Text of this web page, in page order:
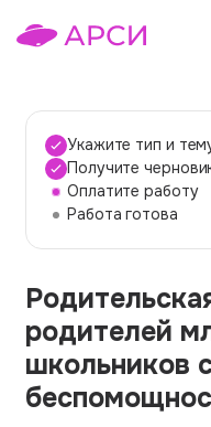
Темы работ
О сервисе
О компании
Наши гарантии
Порядок оплаты
Контакты
Укажите тип и
Получите
Оплатите работу
Работа готова
родителей
школьников